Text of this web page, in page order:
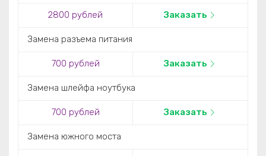
2800 рублей Заказать
Замена разъема питания
700 рублей Заказать
Замена шлейфа ноутбука
700 рублей Заказать
Замена южного моста